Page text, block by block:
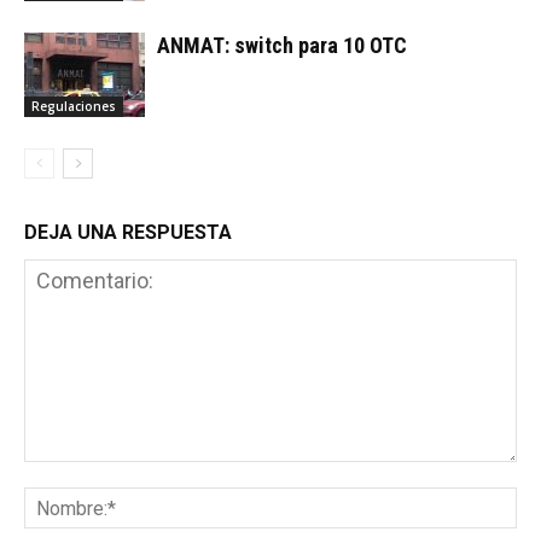
Regulaciones
ANMAT: switch para 10 OTC
DEJA UNA RESPUESTA